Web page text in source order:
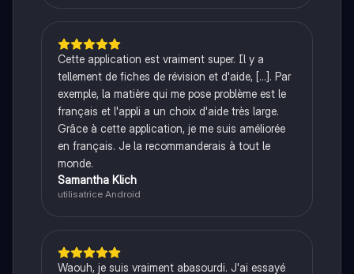
Cette application est vraiment super. Il y a
tellement de fiches de révision et d'aide, [...]. Par
exemple, la matière qui me pose problème est le
français et l'appli a un choix d'aide très large.
Grâce à cette application, je me suis améliorée
en français. Je la recommanderais à tout le
monde.
Samantha Klich
utilisatrice Android
Waouh, je suis vraiment abasourdi. J'ai essayé